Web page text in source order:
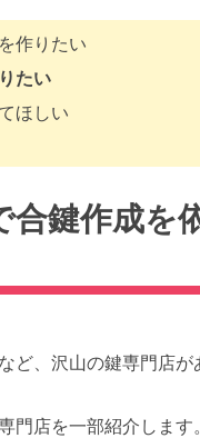
作りたい
たい
ほしい
合鍵作成を
ど、沢山の鍵専門店が
門店を一部紹介します。